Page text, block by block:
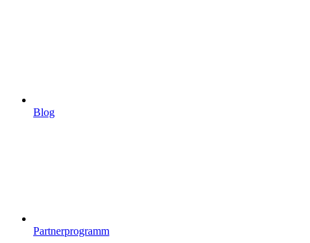
Blog
Partnerprogramm